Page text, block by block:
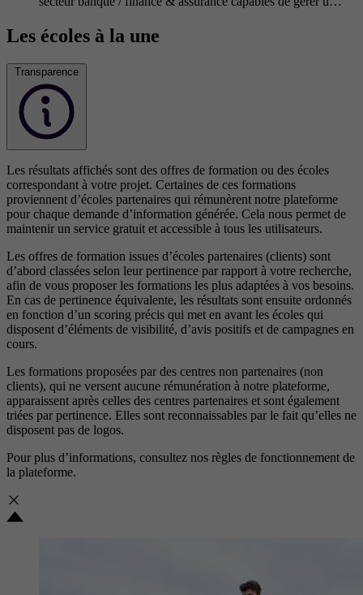
Les écoles à la une
Transparence
Les résultats affichés sont des offres de formation ou des écoles
correspondant à votre projet. Certaines de ces formations
proviennent d’écoles partenaires qui rémunèrent notre plateforme
pour chaque demande d’information générée. Cela nous permet de
maintenir un service gratuit et accessible à tous les utilisateurs.
Les offres de formation issues d’écoles partenaires (clients) sont
d’abord classées selon leur pertinence par rapport à votre recherche,
afin de vous proposer les formations les plus adaptées à vos besoins.
En cas de pertinence équivalente, les résultats sont ensuite ordonnés
en fonction d’un scoring précis qui met en avant les écoles qui
disposent d’éléments de visibilité, d’avis positifs et de campagnes en
cours.
Les formations proposées par des centres non partenaires (non
clients), qui ne versent aucune rémunération à notre plateforme,
apparaissent après celles des centres partenaires et sont également
triées par pertinence. Elles sont reconnaissables par le fait qu’elles ne
disposent pas de logos.
Pour plus d’informations, consultez nos règles de fonctionnement de
la plateforme.